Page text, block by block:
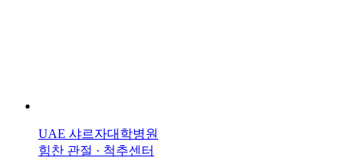
UAE 샤르자대학병원
힘찬 관절 · 척추센터